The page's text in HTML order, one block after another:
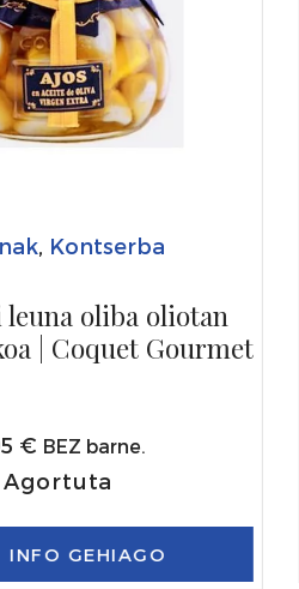
, Kontserba
oliba oliotan
| Coquet Gourmet
€ BEZ barne.
Agortuta
INFO GEHIAGO